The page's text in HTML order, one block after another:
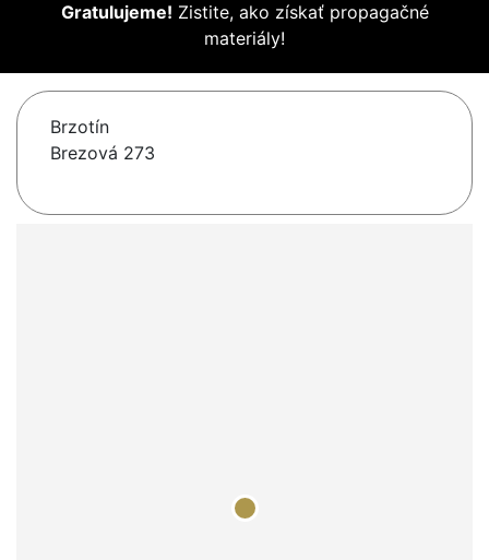
Gratulujeme! Zistite, ako získať propagačné
materiály!
Brzotín
Brezová 273